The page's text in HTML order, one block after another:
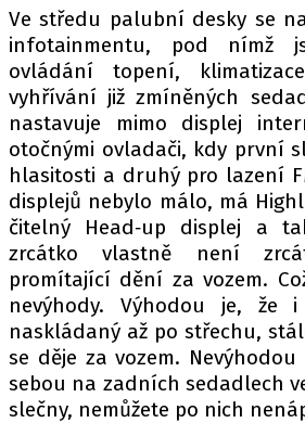
Ve středu palubní desky se
infotainmentu, pod nímž
ovládání topení,
vyhřívání již zmíněných
nastavuje mimo displej
otočnými ovladači, kdy první
hlasitosti a druhý pro lazení
displejů nebylo málo, má
čitelný Head‑up displej a
zrcátko vlastně není
promítající dění za vozem.
nevýhody. Výhodou je, že
naskládaný až po střechu,
se děje za vozem.
sebou na zadních sedadlech
slečny, nemůžete po nich